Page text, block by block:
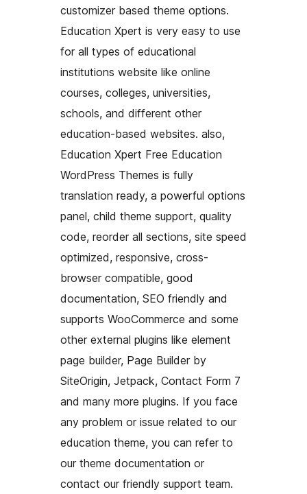
customizer based theme options.
Education Xpert is very easy to use
for all types of educational
institutions website like online
courses, colleges, universities,
schools, and different other
education-based websites. also,
Education Xpert Free Education
WordPress Themes is fully
translation ready, a powerful options
panel, child theme support, quality
code, reorder all sections, site speed
optimized, responsive, cross-
browser compatible, good
documentation, SEO friendly and
supports WooCommerce and some
other external plugins like element
page builder, Page Builder by
SiteOrigin, Jetpack, Contact Form 7
and many more plugins. If you face
any problem or issue related to our
education theme, you can refer to
our theme documentation or
contact our friendly support team.